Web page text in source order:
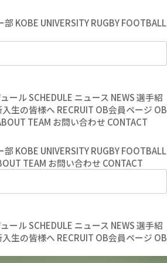
部 KOBE UNIVERSITY RUGBY FOOTBALL
ールSCHEDULE ニュース NEWS選手紹
生の皆様へ RECRUIT OB会員ページ OB
TEAM お問い合わせ CONTACT
部 KOBE UNIVERSITY RUGBY FOOTBALL
TEAM お問い合わせ CONTACT
ールSCHEDULE ニュース NEWS選手紹
生の皆様へ RECRUIT OB会員ページ OB